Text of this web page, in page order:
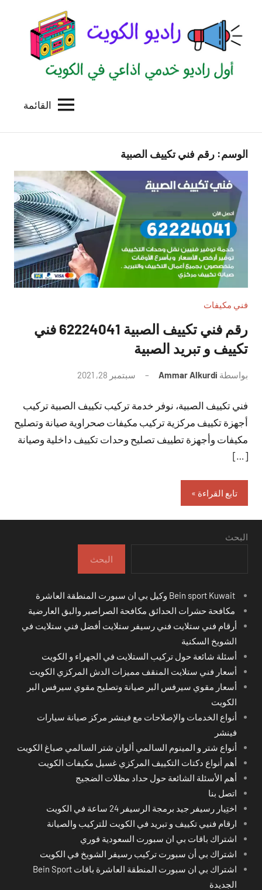
المحتوى
الكويت
للاعلانات
بالكويت
القائمة
الوسم: رقم فني تكييف الصبية
فني مكيفات
رقم فني تكييف الصبية 62224041 فني
تكييف و تبريد الصبية
بواسطة Ammar Alkurdi سبتمبر 28, 2021
تعليقات
فني تكييف الصبية، نوفر خدمة تركيب تكييف الصبية تركيب
أجهزة تكييف مركزية تركيب مكيفات صحراوية صيانة وتصليح
مكيفات وأجهزة تطييف تصليح وحدات تكييف داخلية وصيانة
[…]
تابع القراءة
البحث
البحث
مكافحة حشرات الحدائق مكافحة الصراصير والبق العارضية
أرقام فني ستلايت فني رسيفر ستلايت أفضل فني ستلايت في
الشويخ السكنية
أسئلة شائعة حول تركيب الستلايت في الجهراء و الكويت
أسعار فني ستلايت المنقف مميزات الدش المركزي الكويت
أسعار مقوي سيرفس البر صيانة وتصليح مقوي سيرفس البر
الكويت
أنواع الخدمات والإصلاحات مع فينشر مركز صيانة سيارات
فينشر
أنواع شتر و المينوم السالمي ألوان شتر السالمي صباغ الكويت
أهم أنواع دكتات التكييف المركزي غسيل مكيفات الكويت
أهم الأسئلة الشائعة حول حداد مظلات الضجيج
اتصل بنا
اختِيار رسيفر جيد برمجة الرسيفر 24 ساعة في الكويت
ارقام فنيي تكييف و تبريد في الكويت للتركيب والصيانة
اشتراك باقات بي ان سبورت السعودية فوري
اشتراك بي أن سبورت تركيب رسيفر الشويخ في الكويت
اشتراك بي ان سبورت المنطقة العاشرة باقات Bein Sport
الجديدة